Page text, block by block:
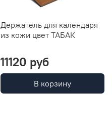
Держатель для календаря
из кожи цвет ТАБАК
11120 руб
В корзину